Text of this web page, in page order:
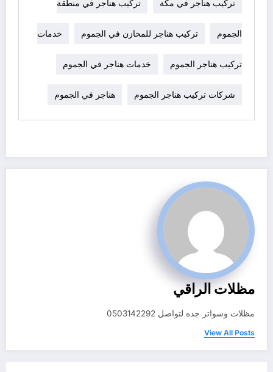
تركيب هناجر في مكة تركيب هناجر في منطقة
الجموم تركيب هناجر للمخازن في الجموم خدمات
تركيب هناجر الجموم خدمات هناجر في الجموم
شركات تركيب هناجر الجموم هناجر في الجموم
مظلات الراقي
مظلات وسواتر جده لتواصل 0503142292
View All Posts